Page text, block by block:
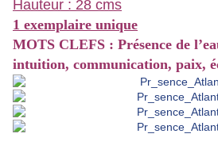
Hauteur : 28 cms
1 exemplaire unique
MOTS CLEFS : Présence de
intuition, communication, paix,